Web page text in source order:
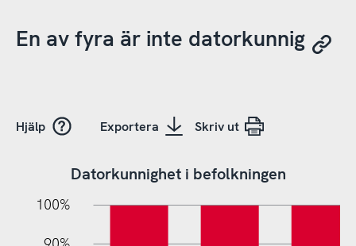
En av fyra är inte datorkunnig
Hjälp Exportera Skriv ut
Datorkunnighet i befolkningen
100%